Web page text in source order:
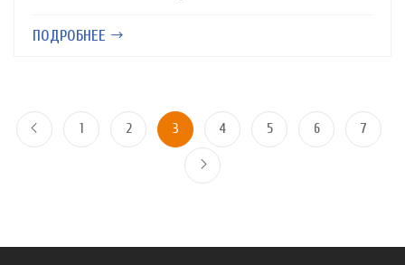
ПОДРОБНЕЕ
1 2 3 4 5 6 7